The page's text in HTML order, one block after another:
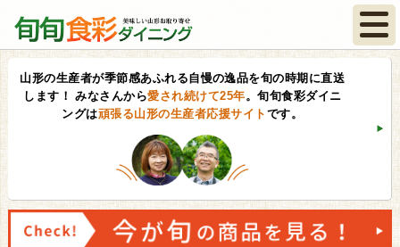
山形の生産者が季節感あふれる自慢の逸品を旬の時期に直送
します！ みなさんから愛され続けて25年。旬旬食彩ダイニ
ングは頑張る山形の生産者応援サイト です。